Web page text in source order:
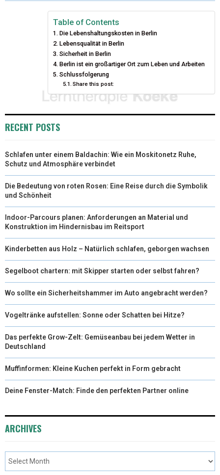
O
O
K
R
Table of Contents
Die Lebenshaltungskosten in Berlin
Lebensqualität in Berlin
Sicherheit in Berlin
Berlin ist ein großartiger Ort zum Leben und Arbeiten
Schlussfolgerung
Share this post:
RECENT POSTS
Schlafen unter einem Baldachin: Wie ein Moskitonetz Ruhe,
Schutz und Atmosphäre verbindet
Die Bedeutung von roten Rosen: Eine Reise durch die Symbolik
und Schönheit
Indoor-Parcours planen: Anforderungen an Material und
Konstruktion im Hindernisbau im Reitsport
Kinderbetten aus Holz – Natürlich schlafen, geborgen wachsen
Segelboot chartern: mit Skipper starten oder selbst fahren?
Wo sollte ein Sicherheitshammer im Auto angebracht werden?
Vogeltränke aufstellen: Sonne oder Schatten bei Hitze?
Das perfekte Grow-Zelt: Gemüseanbau bei jedem Wetter in
Deutschland
Muffinformen: Kleine Kuchen perfekt in Form gebracht
Deine Fenster-Match: Finde den perfekten Partner online
ARCHIVES